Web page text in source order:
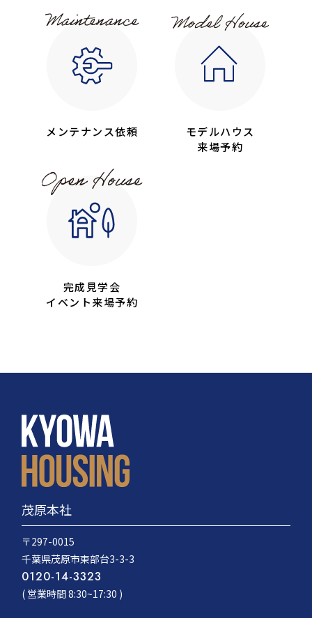
メンテナンス依頼
モデルハウス
来場予約
完成見学会
イベント来場予約
茂原本社
〒297-0015
千葉県茂原市東部台3-3-3
0120-14-3323
( 営業時間 8:30~17:30 )